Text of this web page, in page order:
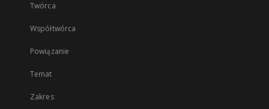
Twórca
Współtwórca
Powiązanie
Temat
Zakres